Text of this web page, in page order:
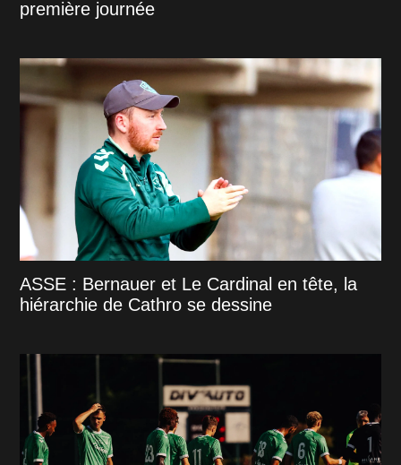
première journée
ASSE : Bernauer et Le Cardinal en tête, la
hiérarchie de Cathro se dessine